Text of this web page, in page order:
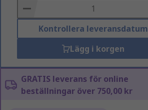
Basket
Kontrollera leveransdatum
Lägg i korgen
GRATIS leverans för online
beställningar över 750,00 kr